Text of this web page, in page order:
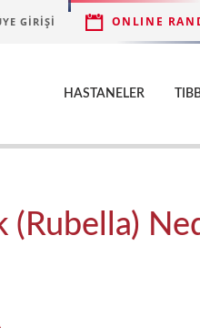
GIRIŞI ONLINE
HASTANELER
(Rubella)